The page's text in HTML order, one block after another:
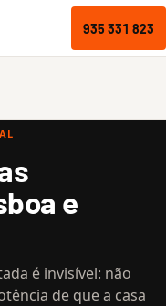
935 331 823
e
é invisível: não
de que a casa